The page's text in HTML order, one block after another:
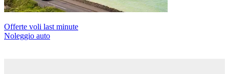
Offerte voli last minute
Noleggio auto